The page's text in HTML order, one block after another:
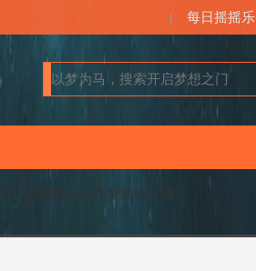
每日摇摇乐
】脱硫氧化空气量如何计算？